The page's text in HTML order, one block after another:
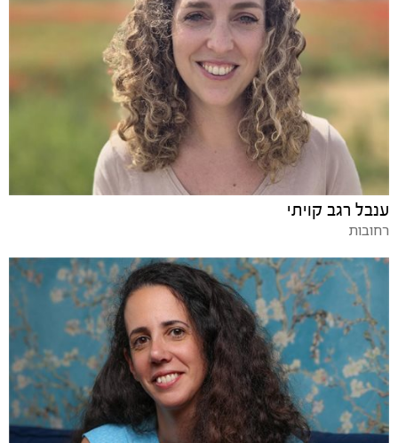
ענבל רגב קויתי
רחובות